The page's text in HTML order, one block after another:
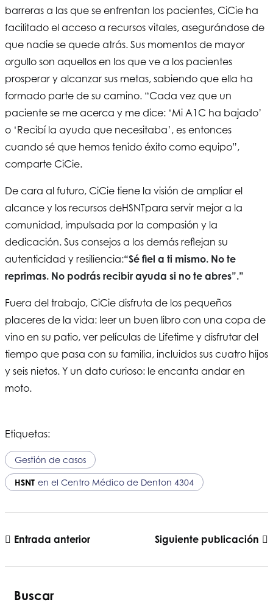
barreras a las que se enfrentan los pacientes, CiCie ha
facilitado el acceso a recursos vitales, asegurándose de
que nadie se quede atrás. Sus momentos de mayor
orgullo son aquellos en los que ve a los pacientes
prosperar y alcanzar sus metas, sabiendo que ella ha
formado parte de su camino. “Cada vez que un
paciente se me acerca y me dice: ‘Mi A1C ha bajado’
o ‘Recibí la ayuda que necesitaba’, es entonces
cuando sé que hemos tenido éxito como equipo”,
comparte CiCie.
De cara al futuro, CiCie tiene la visión de ampliar el
alcance y los recursos deHSNTpara servir mejor a la
comunidad, impulsada por la compasión y la
dedicación. Sus consejos a los demás reflejan su
autenticidad y resiliencia:“Sé fiel a ti mismo. No te
reprimas. No podrás recibir ayuda si no te abres”.”
Fuera del trabajo, CiCie disfruta de los pequeños
placeres de la vida: leer un buen libro con una copa de
vino en su patio, ver películas de Lifetime y disfrutar del
tiempo que pasa con su familia, incluidos sus cuatro hijos
y seis nietos. Y un dato curioso: le encanta andar en
moto.
Etiquetas:
Gestión de casos
HSNT en el Centro Médico de Denton 4304
Entrada anterior Siguiente publicación
Buscar